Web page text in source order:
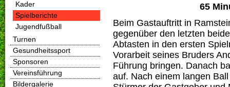
Kader
Spielberichte
Jugendfußball
Turnen
Gesundheitssport
Sponsoren
Vereinsführung
Bildergalerie
65
Beim Gastauftritt in
gegenüber den letzten
Abtasten in den ersten
Vorarbeit seines Bruders
Führung bringen. Danach
auf. Nach einem langen